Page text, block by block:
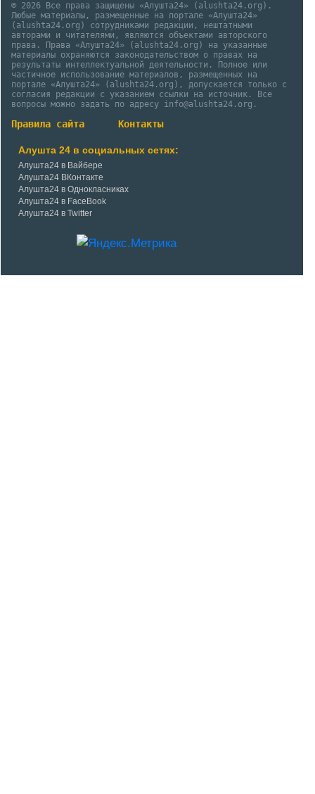
© 2026 Все права защищены «Алушта24» (alushta24.org).
Любые материалы, размещенные на портале «Алушта24»
(alushta24.org) сотрудниками редакции, нештатными
авторами и читателями, являются объектами авторского
права. Права «Алушта24» (alushta24.org) на указанные
материалы охраняются законодательством о правах на
результаты интеллектуальной деятельности. Полное или
частичное использование материалов, размещенных на
портале «Алушта24» (alushta24.org), допускается только с
согласия редакции с указанием ссылки на источник. Все
вопросы можно задать по адресу info@alushta24.org.
Правила сайта Контакты
Алушта 24 в социальных сетях:
Алушта24 в Вайбере
Алушта24 ВКонтакте
Алушта24 в Однокласниках
Алушта24 в FaceBook
Алушта24 в Twitter